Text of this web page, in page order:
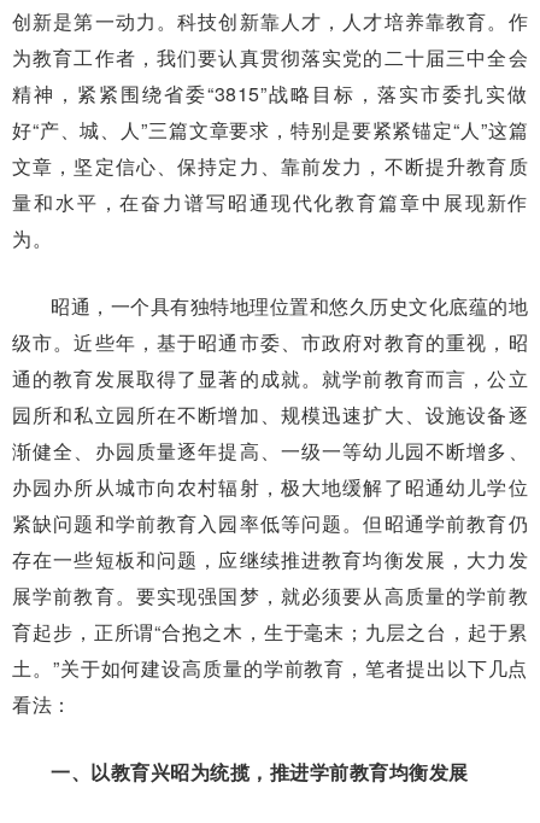
创新是第一动力。科技创新靠人才，人才培养靠教育。作
为教育工作者，我们要认真贯彻落实党的二十届三中全会
精神，紧紧围绕省委“3815”战略目标，落实市委扎实做
好“产、城、人”三篇文章要求，特别是要紧紧锚定“人”这篇
文章，坚定信心、保持定力、靠前发力，不断提升教育质
量和水平，在奋力谱写昭通现代化教育篇章中展现新作
为。
昭通，一个具有独特地理位置和悠久历史文化底蕴的地
级市。近些年，基于昭通市委、市政府对教育的重视，昭
通的教育发展取得了显著的成就。就学前教育而言，公立
园所和私立园所在不断增加、规模迅速扩大、设施设备逐
渐健全、办园质量逐年提高、一级一等幼儿园不断增多、
办园办所从城市向农村辐射，极大地缓解了昭通幼儿学位
紧缺问题和学前教育入园率低等问题。但昭通学前教育仍
存在一些短板和问题，应继续推进教育均衡发展，大力发
展学前教育。要实现强国梦，就必须要从高质量的学前教
育起步，正所谓“合抱之木，生于毫末；九层之台，起于累
土。”关于如何建设高质量的学前教育，笔者提出以下几点
看法：
一、以教育兴昭为统揽，推进学前教育均衡发展